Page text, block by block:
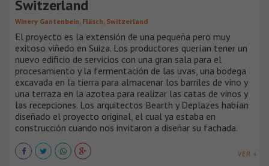
Switzerland
Winery Gantenbein, Fläsch, Switzerland
El proyecto es la extensión de una pequeña pero muy
exitoso viñedo en Suiza. Los productores querían tener un
nuevo edificio de servicios con una gran sala para el
procesamiento y la fermentación de las uvas, una bodega
excavada en la tierra para almacenar los barriles de vino y
una terraza en la azotea para realizar las catas de vinos y
las recepciones. Los arquitectos Bearth y Deplazes habían
diseñado el proyecto original, el cual ya estaba en
construcción cuando nos invitaron a diseñar su fachada.
VER +